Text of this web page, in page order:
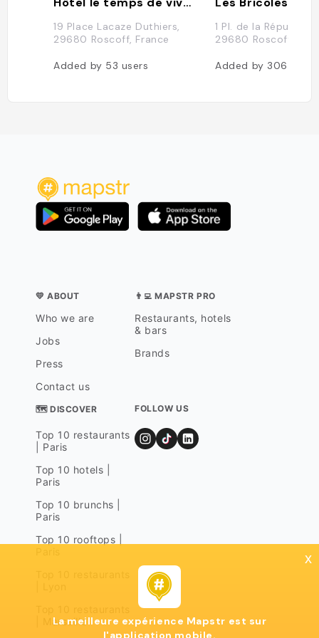
19 Place Lacaze Duthiers,
29680 Roscoff, France
Added by 53 users
1 Pl. de la
29680 Roscoff,
Added by 306
💛 ABOUT
Who we are
Jobs
Press
Contact us
👨‍💻 MAPSTR PRO
Restaurants, hotels
& bars
Brands
🗺 DISCOVER
Top 10 restaurants
| Paris
Top 10 hotels |
Paris
Top 10 brunchs |
Paris
Top 10 rooftops |
| Marseille
FOLLOW US
x
La meilleure expérience Mapstr est sur
l'application mobile.